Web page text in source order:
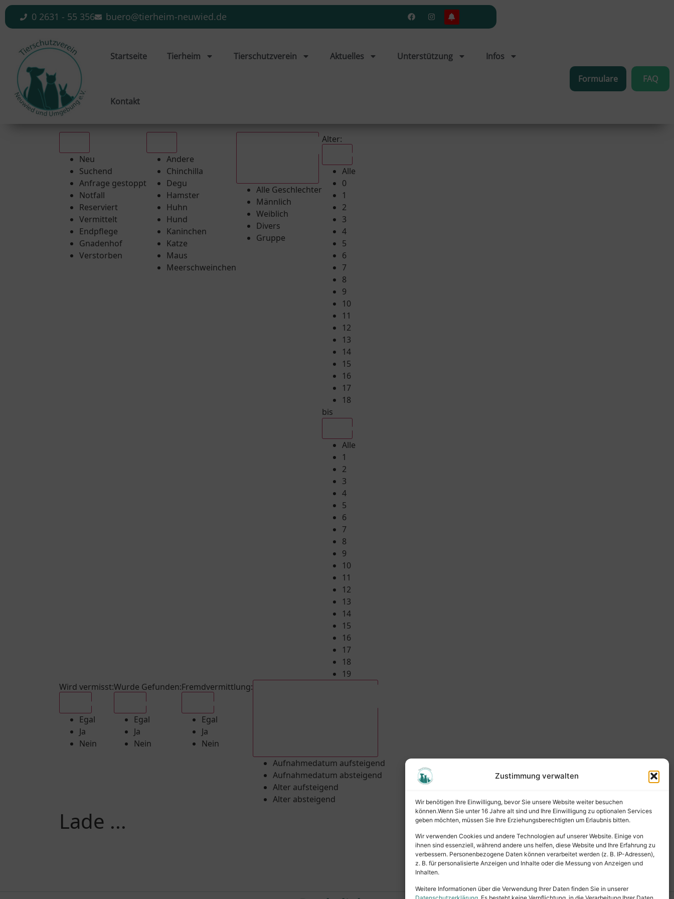
Zustimmung verwalten
Wir benötigen Ihre Einwilligung, bevor Sie unsere Website weiter besuchen
können.Wenn Sie unter 16 Jahre alt sind und Ihre Einwilligung zu optionalen Services
geben möchten, müssen Sie Ihre Erziehungsberechtigten um Erlaubnis bitten.
Wir verwenden Cookies und andere Technologien auf unserer Website. Einige von
ihnen sind essenziell, während andere uns helfen, diese Website und Ihre Erfahrung zu
verbessern. Personenbezogene Daten können verarbeitet werden (z. B. IP-Adressen),
z. B. für personalisierte Anzeigen und Inhalte oder die Messung von Anzeigen und
Inhalten.
Weitere Informationen über die Verwendung Ihrer Daten finden Sie in unserer
0 2631 - 55 356 buero@tierheim-neuwied.de
Startseite Tierheim Tierschutzverein Aktuelles Unterstützung Infos
Kontakt
Formulare FAQ
Neu
Suchend
Anfrage gestoppt
Notfall
Reserviert
Vermittelt
Endpflege
Gnadenhof
Verstorben
Andere
Chinchilla
Degu
Hamster
Huhn
Hund
Kaninchen
Katze
Maus
Meerschweinchen
Alle Geschlechter
Männlich
Weiblich
Divers
Gruppe
Alter:
Alle
0
1
2
3
4
5
6
7
8
9
10
11
12
13
14
15
16
17
18
bis
Alle
1
2
3
4
5
6
7
8
9
10
11
12
13
14
15
16
17
18
19
Wird vermisst:
Egal
Ja
Nein
Wurde Gefunden:
Egal
Ja
Nein
Fremdvermittlung:
Egal
Ja
Nein
Aufnahmedatum aufsteigend
Aufnahmedatum absteigend
Alter aufsteigend
Alter absteigend
Lade ...